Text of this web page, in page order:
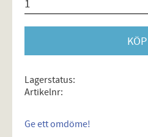
KÖP
Lagerstatus
Artikelnr
Ge ett omdöme!